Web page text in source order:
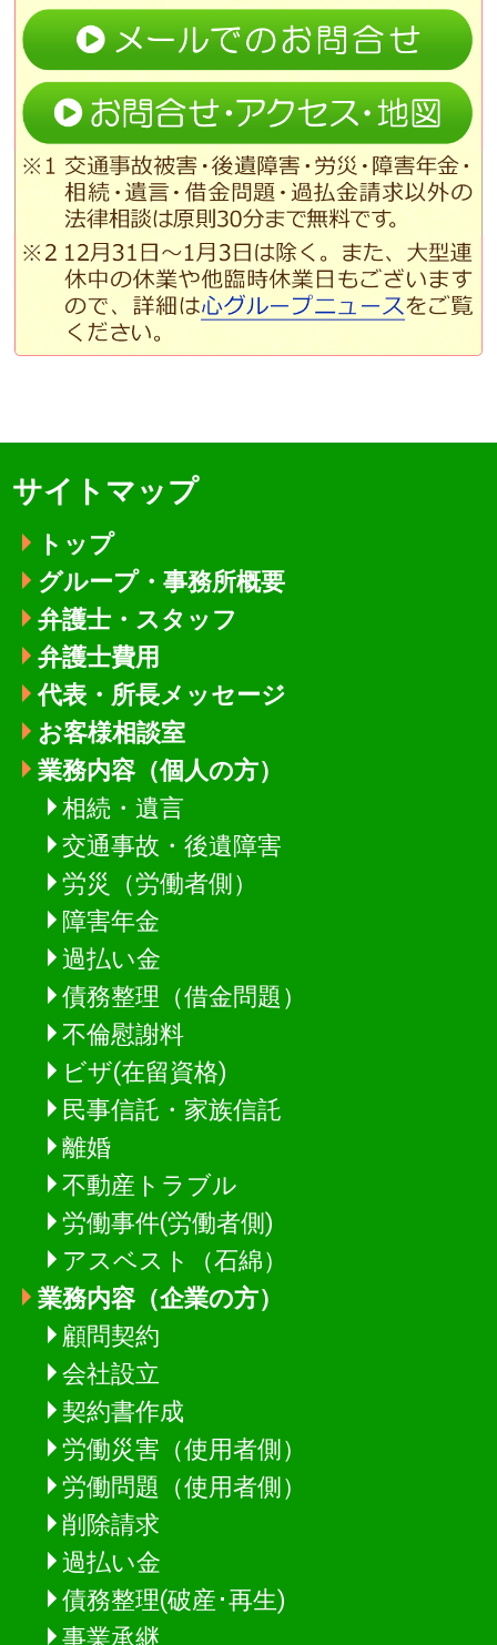
サイトマップ
トップ
グループ・事務所概要
弁護士・スタッフ
弁護士費用
代表・所長メッセージ
お客様相談室
業務内容（個人の方）
相続・遺言
交通事故・後遺障害
労災（労働者側）
障害年金
過払い金
債務整理（借金問題）
不倫慰謝料
ビザ(在留資格)
民事信託・家族信託
離婚
不動産トラブル
労働事件(労働者側)
アスベスト（石綿）
業務内容（企業の方）
顧問契約
会社設立
契約書作成
労働災害（使用者側）
労働問題（使用者側）
削除請求
過払い金
債務整理(破産･再生)
事業承継